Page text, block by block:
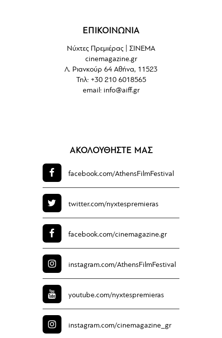
ΕΠΙΚΟΙΝΩΝΙΑ
Νύχτες Πρεμιέρας | ΣΙΝΕΜΑ
cinemagazine.gr
Λ. Ριανκούρ 64 Αθήνα, 11523
Τηλ: +30 210 6018565
email: info@aiff.gr
ΑΚΟΛΟΥΘΗΣΤΕ ΜΑΣ
facebook.com/AthensFilmFestival
twitter.com/nyxtespremieras
facebook.com/cinemagazine.gr
instagram.com/AthensFilmFestival
youtube.com/nyxtespremieras
instagram.com/cinemagazine_gr